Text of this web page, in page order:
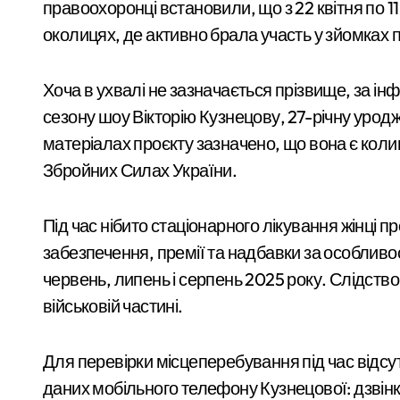
Розвиток резервного
Смертельний обстріл станції на
Жахливі умови для дітей: у
СБУ затримала коригувальника ФСБ,
У Києві розпочали розслідування
Більше 442 тисяч ВПО у Києві: як
Обіцяли величезні доходи, але
План підготовки Києва до
Затримання завершилося
правоохоронці встановили, що з 22 квітня по
околицях, де активно брала участь у
Хоча в ухвалі не зазначається прізвище, за
сезону шоу Вікторію Кузнецову, 27-річну
матеріалах проєкту зазначено, що вона є
Збройних Силах України.
Під час нібито стаціонарного лікування
забезпечення, премії та надбавки за
червень, липень і серпень 2025 року.
військовій частині.
Для перевірки місцеперебування під час
даних мобільного телефону Кузнецової:
Київ
У Києві акушерку-
гінеколога
запідозрили у
admin Сер 6, 2026